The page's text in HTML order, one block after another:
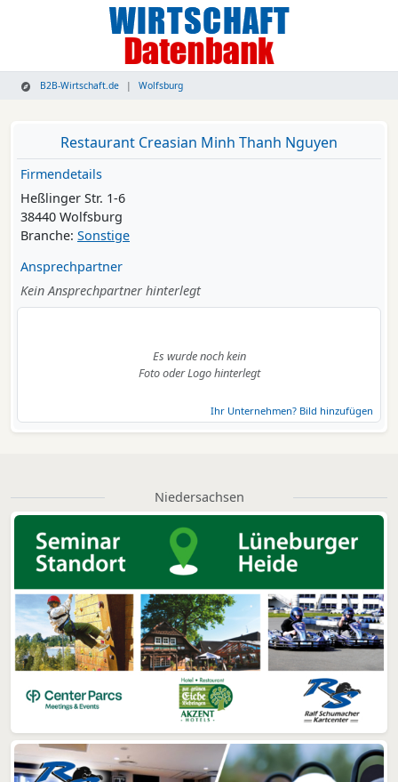
B2B-Wirtschaft.de Wolfsburg
Restaurant Creasian Minh Thanh Nguyen
Firmendetails
Heßlinger Str. 1-6
38440 Wolfsburg
Branche: Sonstige
Ansprechpartner
Kein Ansprechpartner hinterlegt
Es wurde noch kein
Foto oder Logo hinterlegt
Ihr Unternehmen? Bild hinzufügen
Niedersachsen